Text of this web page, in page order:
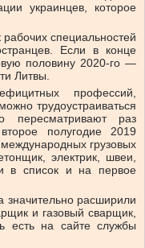
украинцев, которое
специальностей
Если в конце
половину 2020-го —
Литвы.
профессий,
трудоустраиваться
пересматривают раз
полугодие 2019
международных грузовых
электрик, швеи,
в список и на первое
значительно расширили
и газовый сварщик,
есть на сайте службы